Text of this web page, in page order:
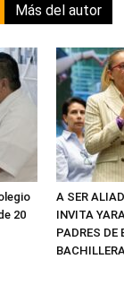
Más del autor
20
A SER
INVITA
PADRES DE